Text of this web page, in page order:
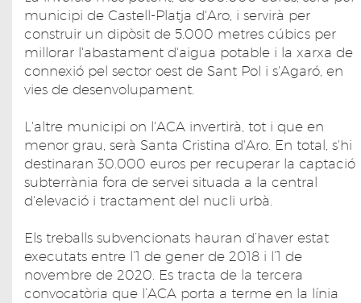
municipi de Castell-Platja d'Aro, i servirà per
construir un dipòsit de 5.000 metres cúbics per
millorar l'abastament d'aigua potable i la xarxa de
connexió pel sector oest de Sant Pol i s'Agaró, en
vies de desenvolupament.
L'altre municipi on l'ACA invertirà, tot i que en
menor grau, serà Santa Cristina d'Aro. En total, s'hi
destinaran 30.000 euros per recuperar la captació
subterrània fora de servei situada a la central
d'elevació i tractament del nucli urbà.
Els treballs subvencionats hauran d’haver estat
executats entre l’1 de gener de 2018 i l’1 de
novembre de 2020. Es tracta de la tercera
convocatòria que l’ACA porta a terme en la línia